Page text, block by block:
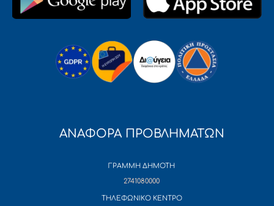
ΑΝΑΦΟΡΑ ΠΡΟΒΛΗΜΑΤΩΝ
ΓΡΑΜΜΗ ΔΗΜΟΤΗ
2741080000
ΤΗΛΕΦΩΝΙΚΟ ΚΕΝΤΡΟ